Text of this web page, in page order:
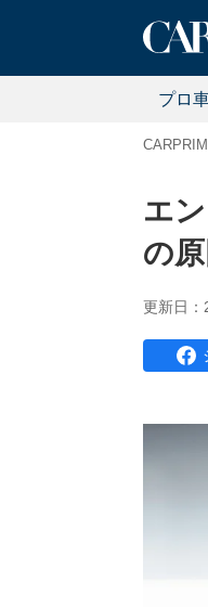
プロ
エ
の
更新日